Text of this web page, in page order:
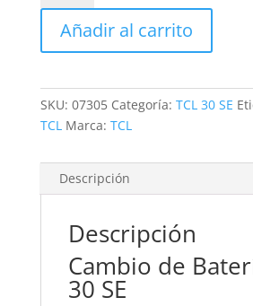
Batería
30
cantidad
Añadir al carrito
SKU: 07305 Categoría: TCL 30 SE
TCL Marca: TCL
Descripción
Descripción
Cambio de
30 SE